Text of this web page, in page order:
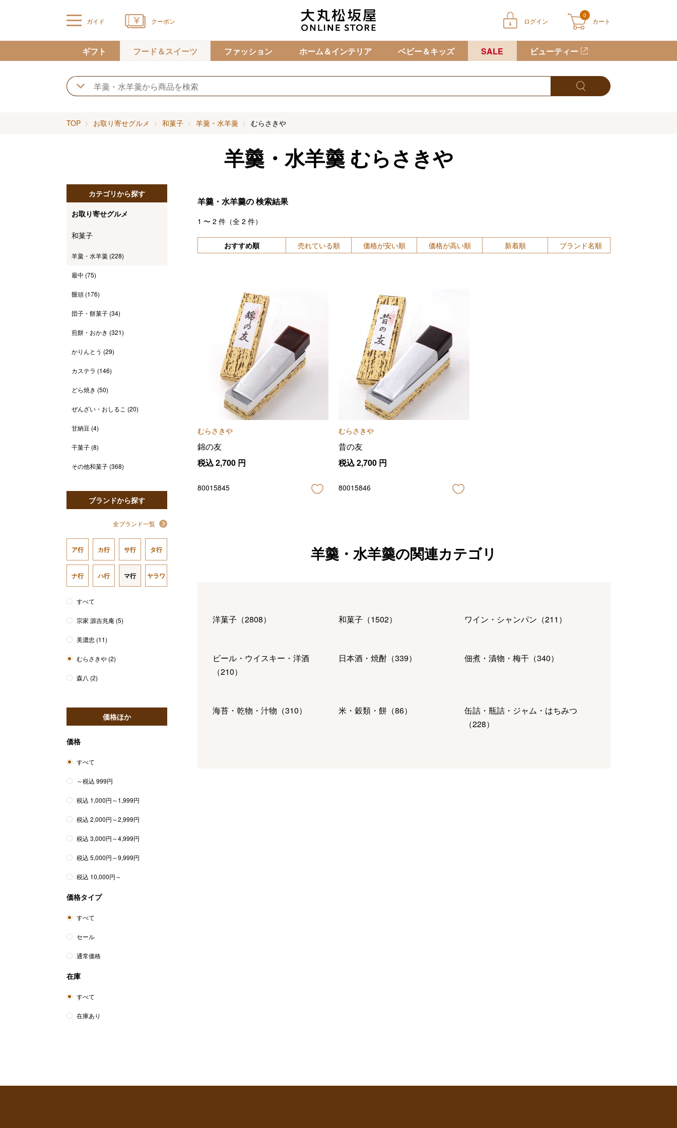
ガイド クーポン ログイン
0
カート
カートに商品が入っていません
ギフト フード＆スイーツ ファッション ホーム＆インテリア ベビー＆キッズ SALE ビューティー
TOP お取り寄せグルメ 和菓子 羊羹・水羊羹 むらさきや
羊羹・水羊羹 むらさきや
羊羹・水羊羹の検索結果
1 〜 2 件（全 2 件）
おすすめ順 売れている順 価格が安い順 価格が高い順 新着順 ブランド名順
むらさきや
錦の友
税込2,700 円
80015845
むらさきや
昔の友
税込2,700 円
80015846
羊羹・水羊羹の関連カテゴリ
洋菓子 （2808） 和菓子 （1502） ワイン・シャンパン （211 ）
ビール・ウイスキー・洋酒
（210）
日本酒・焼酎（339） 佃煮・漬物・梅干（340）
海苔・乾物・汁物 （310） 米・穀類・餅（86）
缶詰・瓶詰・ジャム・はちみつ
（228）
カテゴリから探す
お取り寄せグルメ
和菓子
羊羹・水羊羹 (228)
最中 (75)
饅頭 (176)
団子・餅菓子 (34)
煎餅・おかき (321)
かりんとう (29)
カステラ (146)
どら焼き (50)
ぜんざい・おしるこ (20)
甘納豆 (4)
干菓子 (8)
その他和菓子 (368)
ブランドから探す
全ブランド一覧
ア行 カ行 サ行 タ行
ナ行 ハ行 マ行 ヤラワ
すべて
宗家 源吉兆庵 (5)
美濃忠 (11)
むらさきや (2)
森八 (2)
価格ほか
価格
すべて
～税込 999円
税込 1,000円～1,999円
税込 2,000円～2,999円
税込 3,000円～4,999円
税込 5,000円～9,999円
税込 10,000円～
価格タイプ
すべて
セール
通常価格
在庫
すべて
在庫あり